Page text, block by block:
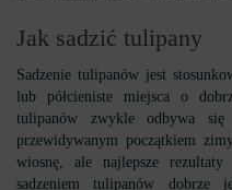
Jak sadzić tulipany
Sadzenie tulipanów jest
lub półcieniste miejsca o
tulipanów zwykle odbywa
przewidywanym początkiem
wiosnę, ale najlepsze
sadzeniem tulipanów dobrze